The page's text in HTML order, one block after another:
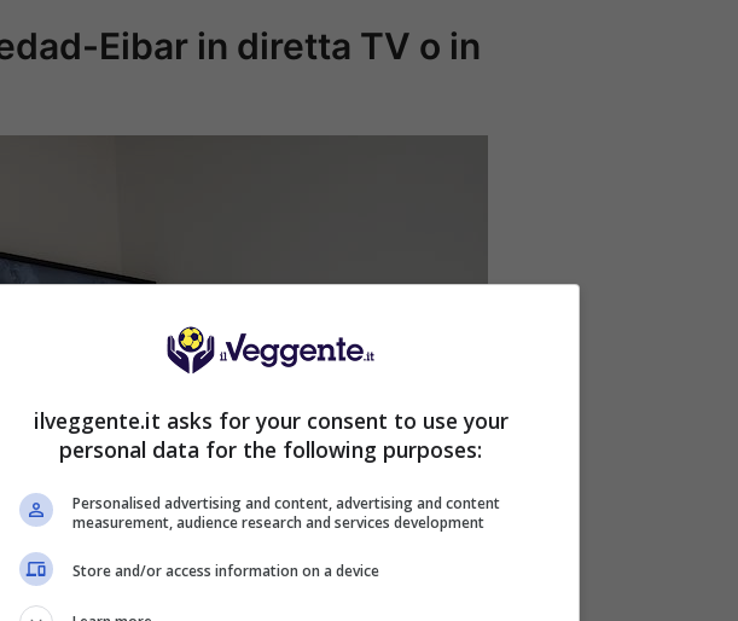
Eibar in diretta TV o in
ilveggente.it asks for your consent to use your
personal data for the following purposes:
Personalised advertising and content, advertising and content
measurement, audience research and services development
Store and/or access information on a device